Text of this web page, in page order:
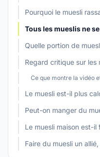
Pourquoi le muesli
Tous les mueslis ne
Quelle portion de
Regard critique sur les
Ce que montre la vidéo
Le muesli est-il plus
Peut-on manger du
Le muesli maison est-
Faire du muesli un